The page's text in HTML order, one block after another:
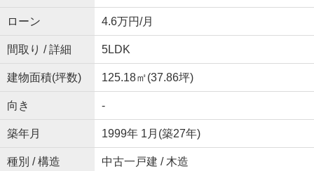
ローン 4.6万円/月
間取り / 詳細 5LDK
建物面積(坪数) 125.18㎡(37.86坪)
向き -
築年月 1999年 1月(築27年)
種別 / 構造 中古一戸建 / 木造